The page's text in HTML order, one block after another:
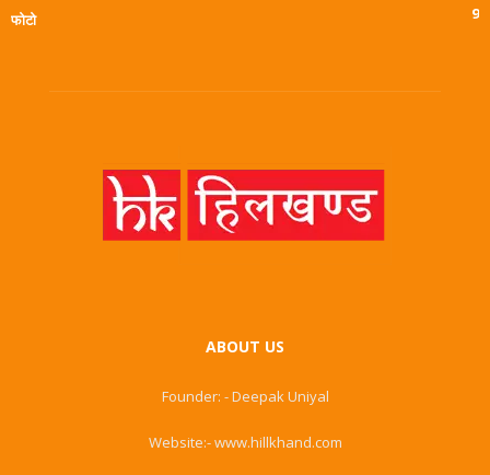
फोटो
9
ABOUT US
Founder: - Deepak Uniyal
Website:- www.hillkhand.com